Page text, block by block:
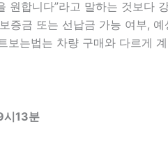
원합니다”라고 말하는 것보
증금 또는 선납금 가능 여부,
는법는 차량 구매와 다르게
시13분